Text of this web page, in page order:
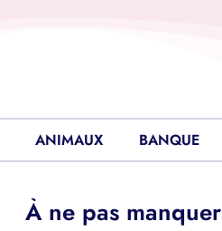
ANIMAUX BANQUE
À ne pas manquer